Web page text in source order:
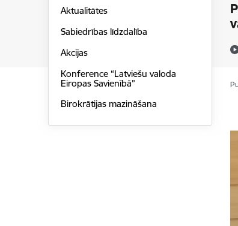
Aktualitātes
Sabiedrības līdzdalība
Akcijas
Konference “Latviešu valoda
Eiropas Savienībā”
Birokrātijas mazināšana